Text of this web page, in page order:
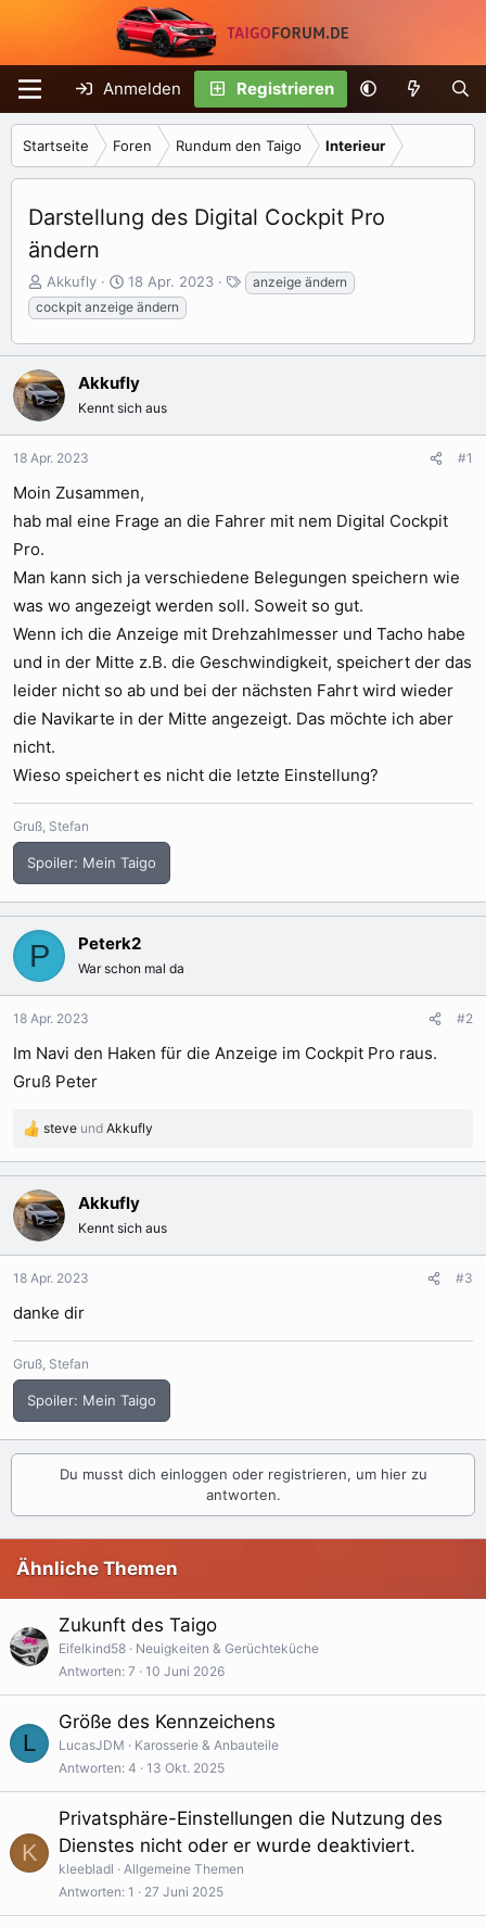
Anmelden Registrieren
Startseite Foren Rundum den Taigo Interieur
Darstellung des Digital Cockpit Pro
ändern
E
r
s
t
l
l
e
Akkufly
E
r
s
t
l
18 Apr. 2023
S
l
anzeige ändern
cockpit anzeige ändern
Akkufly
Kennt sich aus
18 Apr. 2023 #1
Moin Zusammen,
hab mal eine Frage an die Fahrer mit nem Digital Cockpit
Pro.
Man kann sich ja verschiedene Belegungen speichern wie
was wo angezeigt werden soll. Soweit so gut.
Wenn ich die Anzeige mit Drehzahlmesser und Tacho habe
und in der Mitte z.B. die Geschwindigkeit, speichert der das
leider nicht so ab und bei der nächsten Fahrt wird wieder
die Navikarte in der Mitte angezeigt. Das möchte ich aber
nicht.
Wieso speichert es nicht die letzte Einstellung?
Gruß, Stefan
Spoiler: Mein Taigo
P Peterk2
War schon mal da
18 Apr. 2023 #2
Im Navi den Haken für die Anzeige im Cockpit Pro raus.
Gruß Peter
R
a
k
t
i
o
n
n
steve und Akkufly
Akkufly
Kennt sich aus
18 Apr. 2023 #3
danke dir
Gruß, Stefan
Spoiler: Mein Taigo
Du musst dich einloggen oder registrieren, um hier zu
antworten.
Ähnliche Themen
Zukunft des Taigo
Eifelkind58
Neuigkeiten & Gerüchteküche
Antworten 7 10 Juni 2026
L
Größe des Kennzeichens
LucasJDM
Karosserie & Anbauteile
Antworten 4 13 Okt. 2025
K
Privatsphäre-Einstellungen die Nutzung des
Dienstes nicht oder er wurde deaktiviert.
kleebladl
Allgemeine Themen
Antworten 1 27 Juni 2025